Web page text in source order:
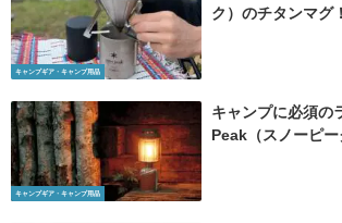
キャンプギア・キャンプ用品
ク）のチタンマグ
キャンプギア・キャンプ用品
キャンプに必須の
Peak（スノーピ